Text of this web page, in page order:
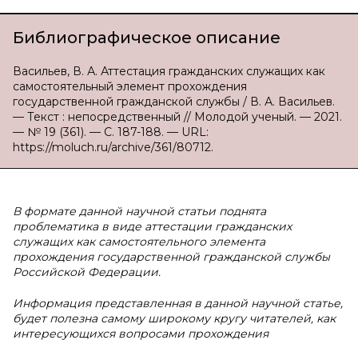
Библиографическое описание
Васильев, В. А. Аттестация гражданских служащих как
самостоятельный элемент прохождения
государственной гражданской службы / В. А. Васильев.
— Текст : непосредственный // Молодой ученый. — 2021.
— № 19 (361). — С. 187-188. — URL:
https://moluch.ru/archive/361/80712.
В формате данной научной статьи поднята
проблематика в виде аттестации гражданских
служащих как самостоятельного элемента
прохождения государственной гражданской службы
Российской Федерации.
Информация представленная в данной научной статье,
будет полезна самому широкому кругу читателей, как
интересующихся вопросами прохождения